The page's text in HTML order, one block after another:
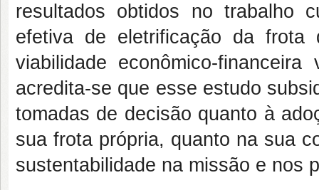
resultados obtidos no trabalho
efetiva de eletrificação da
viabilidade econômico-
acredita-se que esse estudo
tomadas de decisão quanto à
sua frota própria, quanto na sua
sustentabilidade na missão e nos